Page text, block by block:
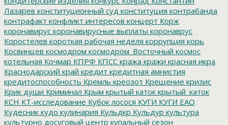
Лазарев конституционный суд конституция контрабанда
контрафакт конфликт интересов концерт Корж
коронавирус коронавирусные выплаты коронаврус
Коростелев короткая рабочая неделя коррупция корь
Косвинцев космодром космодром_Восточный космос
котельная Кочмар КПРФ КПСС кража кражи красная икра
Краснодарский край кредит кредитная амнистия
кредитоспособность Кремль креозот Крещение кризис
Крик души Криминал Крым крытый каток крытый_каток
КСН КТ-исследование Кубок лосося КУГИ КУГИ ЕАО
Кудесник кудо кулинария Кульдкр Кульдур культура
культурно досуговый центр купальный сезон